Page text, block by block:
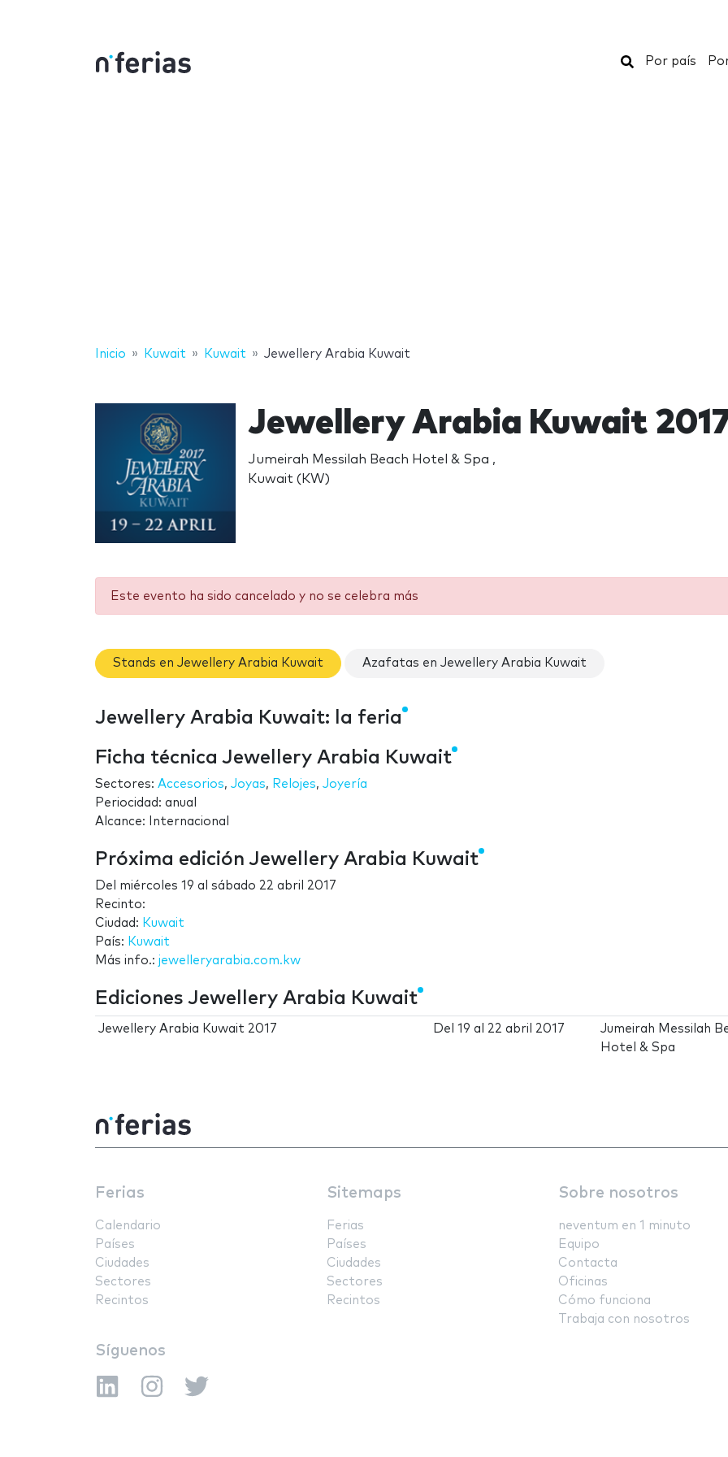
Buscar
Por país
Inicio Kuwait Kuwait Jewellery Arabia Kuwait
Jewellery Arabia Kuwait
Jumeirah Messilah Beach Hotel & Spa ,
Kuwait (KW)
Este evento ha sido cancelado y no se celebra más
Stands en Jewellery Arabia Kuwait Azafatas en Jewellery Arabia Kuwait
Jewellery Arabia Kuwait: la feria
Ficha técnica Jewellery Arabia Kuwait
Sectores: Accesorios, Joyas, Relojes, Joyería
Periocidad: anual
Alcance: Internacional
Próxima edición Jewellery Arabia Kuwait
Del miércoles 19 al sábado 22 abril 2017
Recinto:
Ciudad: Kuwait
País: Kuwait
Más info.: jewelleryarabia.com.kw
Ediciones Jewellery Arabia Kuwait
Jewellery Arabia Kuwait 2017 Del19 al 22 abril 2017
Jumeirah Messilah
Hotel & Spa
Ferias
Calendario
Países
Ciudades
Sectores
Recintos
Sitemaps
Ferias
Países
Ciudades
Sectores
Recintos
Sobre nosotros
neventum en 1 minuto
Equipo
Contacta
Oficinas
Cómo funciona
Trabaja con nosotros
Síguenos